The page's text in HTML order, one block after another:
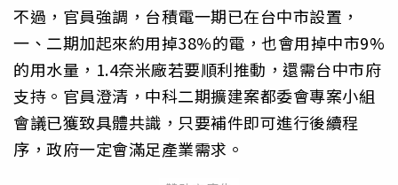
不過，官員強調，台積電一期已在台中市設置，
一、二期加起來約用掉38%的電，也會用掉中市9%
的用水量，1.4奈米廠若要順利推動，還需台中市府
支持。官員澄清，中科二期擴建案都委會專案小組
會議已獲致具體共識，只要補件即可進行後續程
序，政府一定會滿足產業需求。